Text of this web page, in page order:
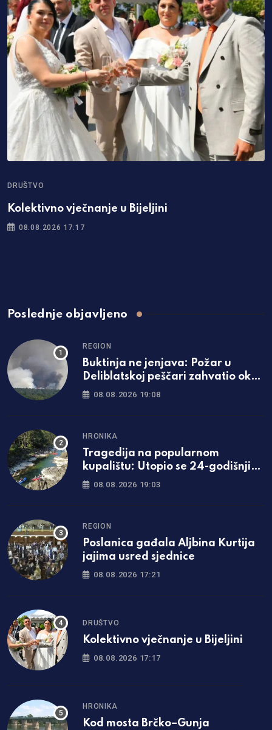
DRUŠTVO
Kolektivno vječnanje u Bijeljini
08.08.2026 17:17
Poslednje objavljeno
REGION
Buktinja ne jenjava: Požar u
Deliblatskoj peščari zahvatio oko
1.500 hektara šume i niskog
08.08.2026 19:08
HRONIKA
Tragedija na popularnom
kupalištu: Utopio se 24-godišnji
mladić iz Zavidovića
08.08.2026 19:03
REGION
Poslanica gađala Aljbina Kurtija
jajima usred sjednice
08.08.2026 17:21
DRUŠTVO
Kolektivno vječnanje u Bijeljini
08.08.2026 17:17
HRONIKA
Kod mosta Brčko–Gunja